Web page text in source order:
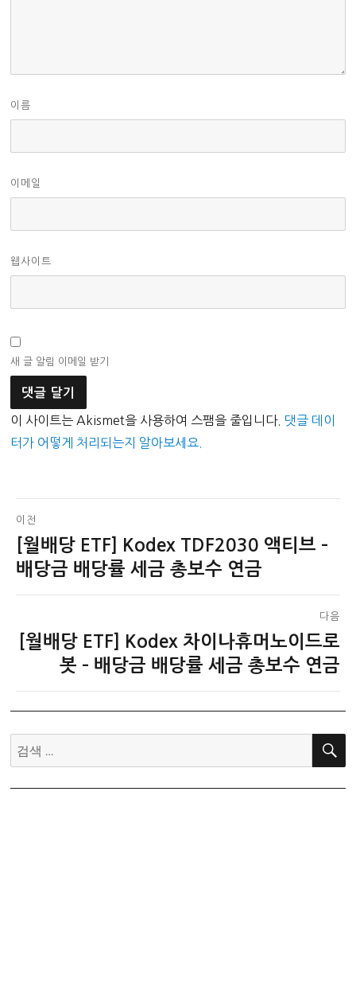
이름
이메일
웹사이트
새 글 알림 이메일 받기
이 사이트는 Akismet을 사용하여 스팸을 줄입니다. 댓글 데이
터가 어떻게 처리되는지 알아보세요.
글
탐
색
이전
이
전
[월배당 ETF] Kodex TDF2030 액티브 –
배당금 배당률 세금 총보수 연금
다음
다[월배당 ETF] Kodex 차이나휴머노이드로
봇 – 배당금 배당률 세금 총보수 연금
검
색:
검